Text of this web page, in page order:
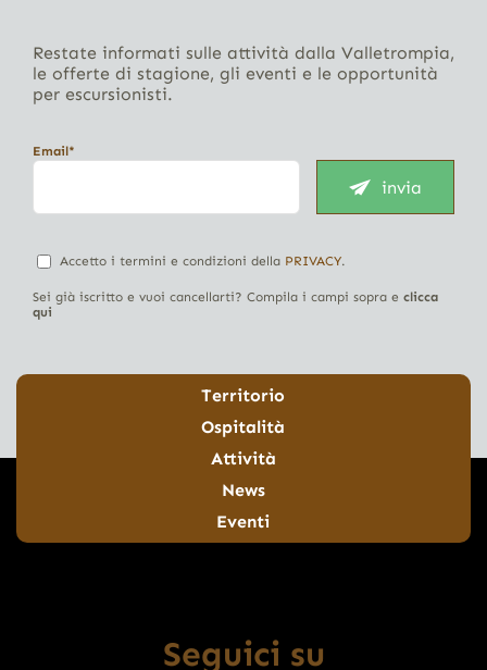
Restate informati sulle attività dalla Valletrompia,
le offerte di stagione, gli eventi e le opportunità
per escursionisti.
Email*
invia
Accetto i termini e condizioni della PRIVACY.
Sei già iscritto e vuoi cancellarti? Compila i campi sopra e clicca
qui
Territorio
Ospitalità
Attività
News
Eventi
Seguici su